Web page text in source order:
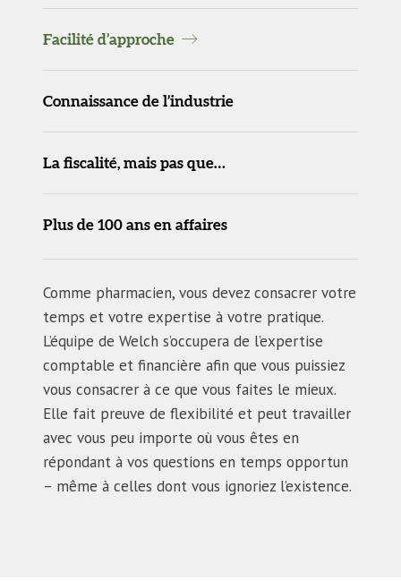
Facilité d’approche
Connaissance de l’industrie
La fiscalité, mais pas que…
Plus de 100 ans en affaires
Comme pharmacien, vous devez consacrer votre
temps et votre expertise à votre pratique.
L’équipe de Welch s’occupera de l’expertise
comptable et financière afin que vous puissiez
vous consacrer à ce que vous faites le mieux.
Elle fait preuve de flexibilité et peut travailler
avec vous peu importe où vous êtes en
répondant à vos questions en temps opportun
– même à celles dont vous ignoriez l’existence.